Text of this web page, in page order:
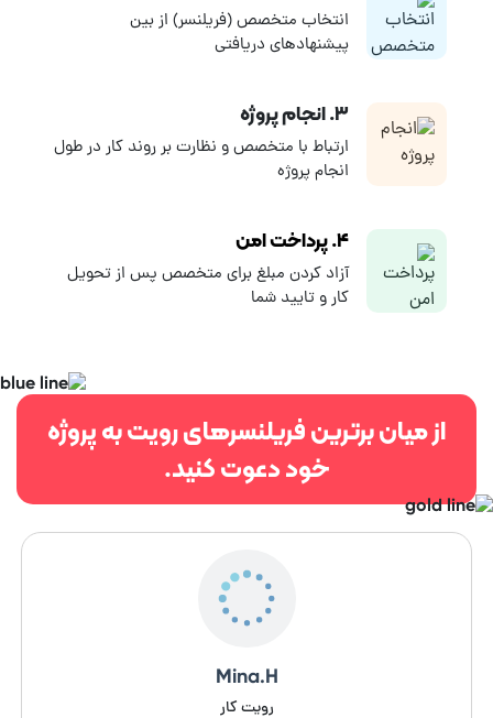
پروژه رایگان ثبت نمایید.
انتخاب متخصص (فریلنسر) از بین
پیشنهادهای دریافتی
۳. انجام پروژه
ارتباط با متخصص و نظارت بر روند کار در طول
انجام پروژه
۴. پرداخت امن
آزاد کردن مبلغ برای متخصص پس از تحویل
کار و تایید شما
از میان برترین فریلنسرهای رویت به پروژه
خود دعوت کنید.
Mina.H
رویت کار